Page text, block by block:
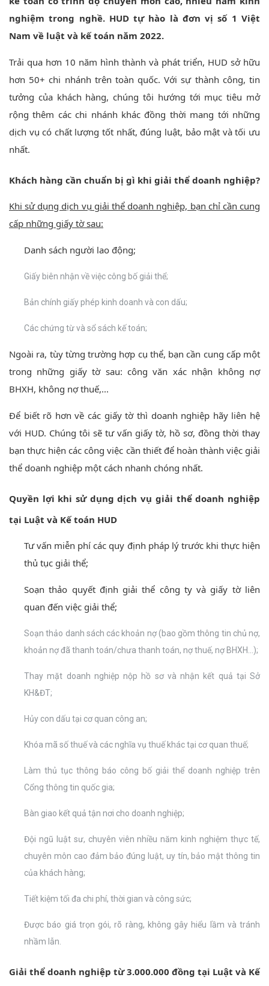
nghiệm trong nghề. HUD tự hào là đơn vị số 1 Việt
Nam về luật và kế toán năm 2022.
Trải qua hơn 10 năm hình thành và phát triển, HUD sở hữu
hơn 50+ chi nhánh trên toàn quốc. Với sự thành công, tin
tưởng của khách hàng, chúng tôi hướng tới mục tiêu mở
rộng thêm các chi nhánh khác đồng thời mang tới những
dịch vụ có chất lượng tốt nhất, đúng luật, bảo mật và tối ưu
nhất.
Khách hàng cần chuẩn bị gì khi giải thể doanh nghiệp?
Khi sử dụng dịch vụ giải thể doanh nghiệp, bạn chỉ cần cung
cấp những giấy tờ sau:
Danh sách người lao động;
Giấy biên nhận về việc công bố giải thể;
Bản chính giấy phép kinh doanh và con dấu;
Các chứng từ và sổ sách kế toán;
Ngoài ra, tùy từng trường hợp cụ thể, bạn cần cung cấp một
trong những giấy tờ sau: công văn xác nhận không nợ
BHXH, không nợ thuế,...
Để biết rõ hơn về các giấy tờ thì doanh nghiệp hãy liên hệ
với HUD. Chúng tôi sẽ tư vấn giấy tờ, hồ sơ, đồng thời thay
bạn thực hiện các công việc cần thiết để hoàn thành việc giải
thể doanh nghiệp một cách nhanh chóng nhất.
Quyền lợi khi sử dụng dịch vụ giải thể doanh nghiệp
tại Luật và Kế toán HUD
Tư vấn miễn phí các quy định pháp lý trước khi thực hiện
thủ tục giải thể;
Soạn thảo quyết định giải thể công ty và giấy tờ liên
quan đến việc giải thể;
Soạn thảo danh sách các khoản nợ (bao gồm thông tin chủ nợ,
khoản nợ đã thanh toán/chưa thanh toán, nợ thuế, nợ BHXH…);
Thay mặt doanh nghiệp nộp hồ sơ và nhận kết quả tại Sở
KH&ĐT;
Hủy con dấu tại cơ quan công an;
Khóa mã số thuế và các nghĩa vụ thuế khác tại cơ quan thuế;
Làm thủ tục thông báo công bố giải thể doanh nghiệp trên
Cổng thông tin quốc gia;
Bàn giao kết quả tận nơi cho doanh nghiệp;
Đội ngũ luật sư, chuyên viên nhiều năm kinh nghiệm thực tế,
chuyên môn cao đảm bảo đúng luật, uy tín, bảo mật thông tin
của khách hàng;
Tiết kiệm tối đa chi phí, thời gian và công sức;
Được báo giá trọn gói, rõ ràng, không gây hiểu lầm và tránh
nhầm lẫn.
Giải thể doanh nghiệp từ 3.000.000 đồng tại Luật và Kế